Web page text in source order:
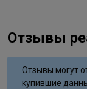
Отзывы
Отзывы могут
купившие